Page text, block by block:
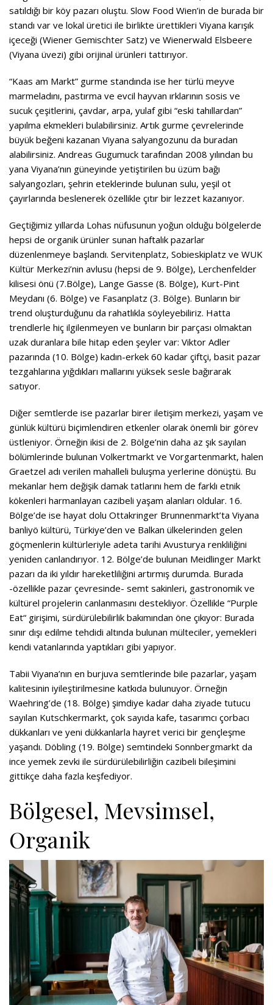
satıldığı bir köy pazarı oluştu. Slow Food Wien’in de burada bir
standı var ve lokal üretici ile birlikte ürettikleri Viyana karışık
içeceği (Wiener Gemischter Satz) ve Wienerwald Elsbeere
(Viyana üvezi) gibi orijinal ürünleri tattırıyor.
“Kaas am Markt” gurme standında ise her türlü meyve
marmeladını, pastırma ve evcil hayvan ırklarının sosis ve
sucuk çeşitlerini, çavdar, arpa, yulaf gibi “eski tahıllardan”
yapılma ekmekleri bulabilirsiniz. Artık gurme çevrelerinde
büyük beğeni kazanan Viyana salyangozunu da buradan
alabilirsiniz. Andreas Gugumuck tarafından 2008 yılından bu
yana Viyana’nın güneyinde yetiştirilen bu üzüm bağı
salyangozları, şehrin eteklerinde bulunan sulu, yeşil ot
çayırlarında beslenerek özellikle çıtır bir lezzet kazanıyor.
Geçtiğimiz yıllarda Lohas nüfusunun yoğun olduğu bölgelerde
hepsi de organik ürünler sunan haftalık pazarlar
düzenlenmeye başlandı. Servitenplatz, Sobieskiplatz ve WUK
Kültür Merkezi’nin avlusu (hepsi de 9. Bölge), Lerchenfelder
kilisesi önü (7.Bölge), Lange Gasse (8. Bölge), Kurt-Pint
Meydanı (6. Bölge) ve Fasanplatz (3. Bölge). Bunların bir
trend oluşturduğunu da rahatlıkla söyleyebiliriz. Hatta
trendlerle hiç ilgilenmeyen ve bunların bir parçası olmaktan
uzak duranlara bile hitap eden şeyler var: Viktor Adler
pazarında (10. Bölge) kadın-erkek 60 kadar çiftçi, basit pazar
tezgahlarına yığdıkları mallarını yüksek sesle bağırarak
satıyor.
Diğer semtlerde ise pazarlar birer iletişim merkezi, yaşam ve
günlük kültürü biçimlendiren etkenler olarak önemli bir görev
üstleniyor. Örneğin ikisi de 2. Bölge’nin daha az şık sayılan
bölümlerinde bulunan Volkertmarkt ve Vorgartenmarkt, halen
Graetzel adı verilen mahalleli buluşma yerlerine dönüştü. Bu
mekanlar hem değişik damak tatlarını hem de farklı etnik
kökenleri harmanlayan cazibeli yaşam alanları oldular. 16.
Bölge’de ise hayat dolu Ottakringer Brunnenmarkt’ta Viyana
banliyö kültürü, Türkiye’den ve Balkan ülkelerinden gelen
göçmenlerin kültürleriyle adeta tarihi Avusturya renkliliğini
yeniden canlandırıyor. 12. Bölge’de bulunan Meidlinger Markt
pazarı da iki yıldır hareketliliğini artırmış durumda. Burada
-özellikle pazar çevresinde- semt sakinleri, gastronomik ve
kültürel projelerin canlanmasını destekliyor. Özellikle “Purple
Eat“ girişimi, sürdürülebilirlik bakımından öne çıkıyor: Burada
sınır dışı edilme tehdidi altında bulunan mülteciler, yemekleri
kendi vatanlarında yaptıkları gibi yapıyor.
Tabii Viyana’nın en burjuva semtlerinde bile pazarlar, yaşam
kalitesinin iyileştirilmesine katkıda bulunuyor. Örneğin
Waehring’de (18. Bölge) şimdiye kadar daha ziyade tutucu
sayılan Kutschkermarkt, çok sayıda kafe, tasarımcı çorbacı
dükkanları ve yeni dükkanlarla hayret verici bir gençleşme
yaşandı. Döbling (19. Bölge) semtindeki Sonnbergmarkt da
ince yemek zevki ile sürdürülebilirliğin cazibeli bileşimini
gittikçe daha fazla keşfediyor.
Bölgesel, Mevsimsel,
Organik